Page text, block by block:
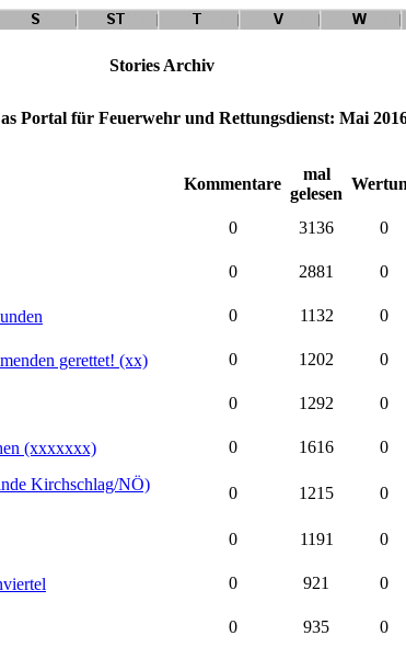
Stories Archiv
Portal für Feuerwehr und Rettungsdienst: Mai
Kommentare
mal
gelesen
0 3136 0
0 2881 0
0 1132 0
gerettet! (xx) 0 1202 0
0 1292 0
(xxxxxxx) 0 1616 0
Kirchschlag/NÖ)
0 1215 0
0 1191 0
0 921 0
0 935 0